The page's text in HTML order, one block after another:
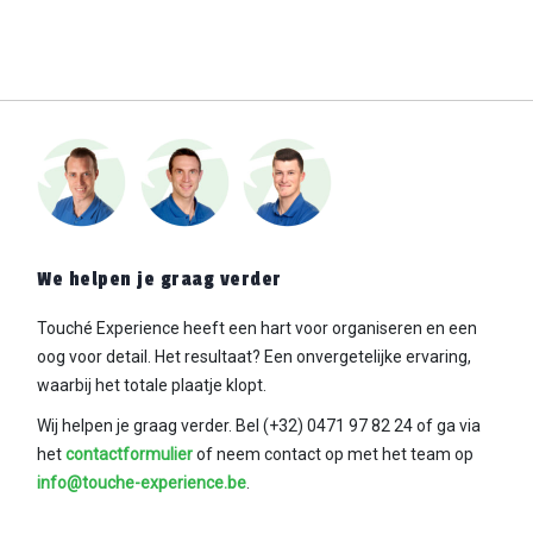
We helpen je graag verder
Touché Experience heeft een hart voor organiseren en een
oog voor detail. Het resultaat? Een onvergetelijke ervaring,
waarbij het totale plaatje klopt.
Wij helpen je graag verder. Bel (+32) 0471 97 82 24of ga via
hetcontactformulierof neem contact op met het team op
info@touche-experience.be